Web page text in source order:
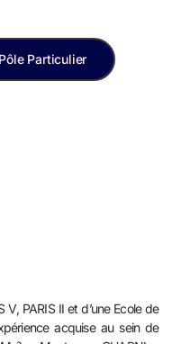
Particulier
PARIS II et d’une Ecole de
acquise au sein de